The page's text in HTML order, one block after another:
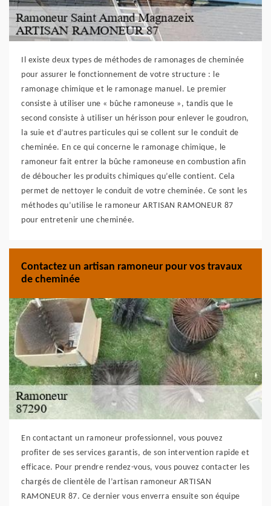
Il existe deux types de méthodes de ramonages de cheminée
pour assurer le fonctionnement de votre structure : le
ramonage chimique et le ramonage manuel. Le premier
consiste à utiliser une « bûche ramoneuse », tandis que le
second consiste à utiliser un hérisson pour enlever le goudron,
la suie et d’autres particules qui se collent sur le conduit de
cheminée. En ce qui concerne le ramonage chimique, le
ramoneur fait entrer la bûche ramoneuse en combustion afin
de déboucher les produits chimiques qu’elle contient. Cela
permet de nettoyer le conduit de votre cheminée. Ce sont les
méthodes qu’utilise le ramoneur ARTISAN RAMONEUR 87
pour entretenir une cheminée.
Contactez un artisan ramoneur pour vos travaux
de cheminée
En contactant un ramoneur professionnel, vous pouvez
profiter de ses services garantis, de son intervention rapide et
efficace. Pour prendre rendez-vous, vous pouvez contacter les
chargés de clientèle de l’artisan ramoneur ARTISAN
RAMONEUR 87. Ce dernier vous enverra ensuite son équipe